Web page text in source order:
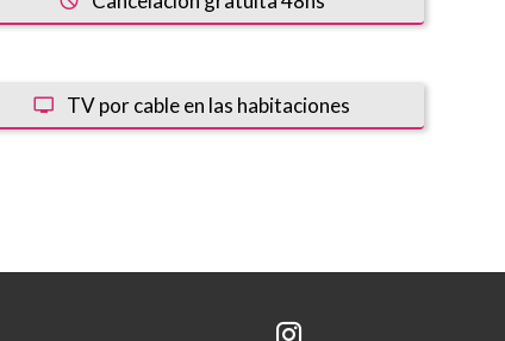
TV por cable en las habitaciones